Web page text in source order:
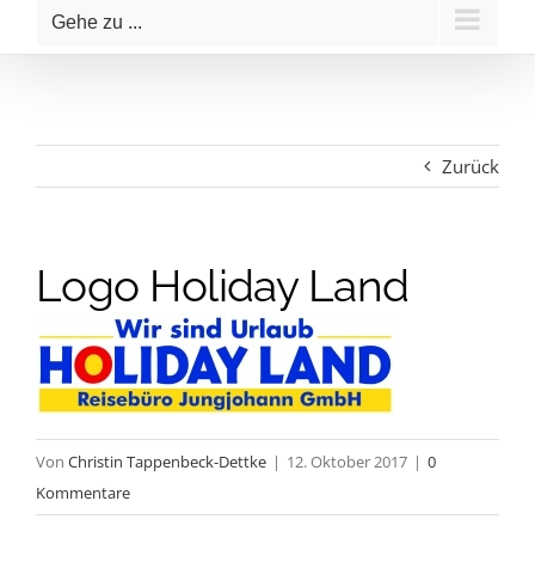
Gehe zu ...
Zurück
Logo Holiday Land
Von Christin Tappenbeck-Dettke | 12. Oktober 2017 | 0
Kommentare